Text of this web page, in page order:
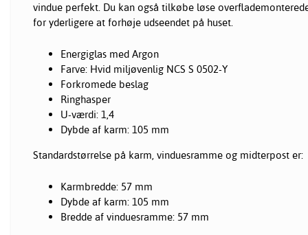
vindue perfekt. Du kan også tilkøbe løse
for yderligere at forhøje udseendet på huset.
Energiglas med Argon
Farve: Hvid miljøvenlig NCS S 0502-Y
Forkromede beslag
Ringhasper
U-værdi: 1,4
Dybde af karm: 105 mm
Standardstørrelse på karm, vinduesramme og midterpost er:
Karmbredde: 57 mm
Dybde af karm: 105 mm
Bredde af vinduesramme: 57 mm